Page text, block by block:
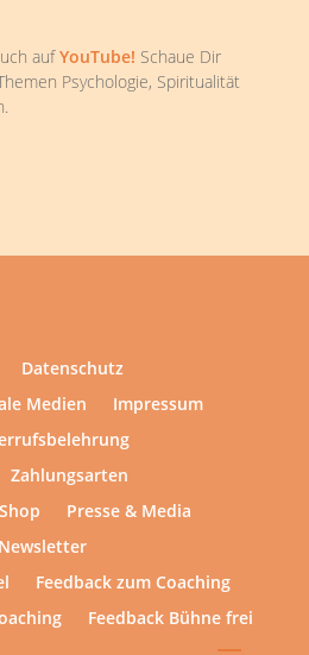
aufYouTube! Schaue Dir
Psychologie, Spiritualität
Datenschutz
Medien
Impressum
Zahlungsarten
Shop
Presse & Media
Newsletter
Feedback zum Coaching
Feedback Bühne frei